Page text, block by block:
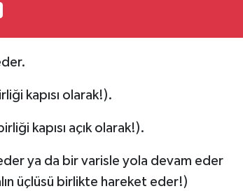
kapısı olarak!).
kapısı açık olarak!).
ya da bir varisle yola devam eder
üçlüsü birlikte hareket eder!)